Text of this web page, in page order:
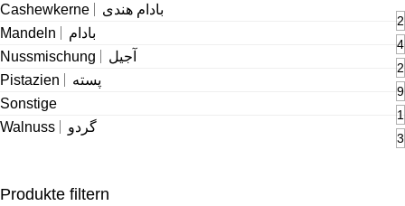
Cashewkerne بادام هندی
2
Mandeln بادام
4
Nussmischung آجیل
2
Pistazien پسته
9
Sonstige
1
Walnuss گردو
3
Produkte filtern